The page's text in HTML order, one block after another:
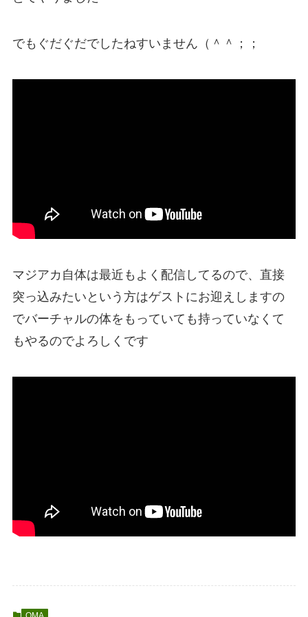
でもぐだぐだでしたねすいません（＾＾；；
マジアカ自体は最近もよく配信してるので、直接
突っ込みたいという方はゲストにお迎えしますの
でバーチャルの体をもっていても持っていなくて
もやるのでよろしくです